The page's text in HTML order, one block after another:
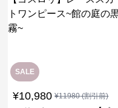
SALE
¥10,980 ¥11980(割引前)